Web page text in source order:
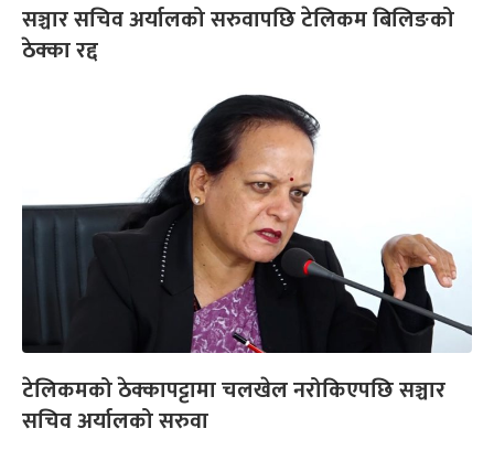
सञ्चार सचिव अर्यालको सरुवापछि टेलिकम बिलिङको
ठेक्का रद्द
टेलिकमको ठेक्कापट्टामा चलखेल नरोकिएपछि सञ्चार
सचिव अर्यालको सरुवा